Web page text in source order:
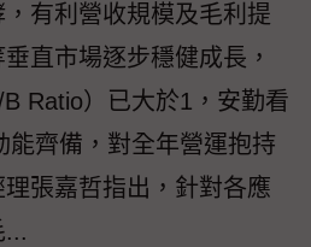
有利營收規模及毛利提
直市場逐步穩健成長，
Ratio）已大於1，安勤看
能齊備，對全年營運抱持
張嘉哲指出，針對各應
...